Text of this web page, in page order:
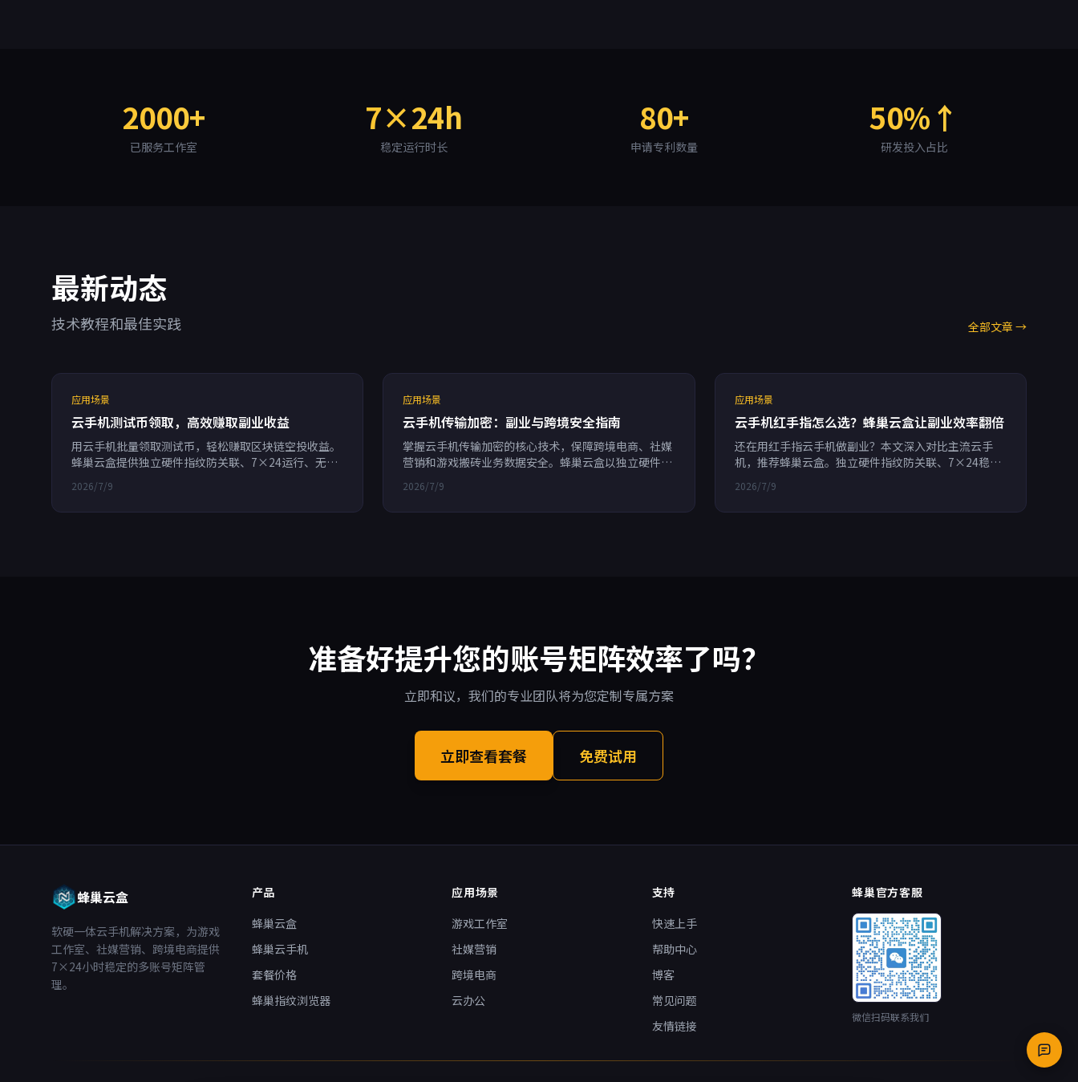
蜂巢云盒数据2000+
已服务工作室
7×24h
稳定运行时长
80+
申请专利数量
50%↑
研发投入占比
最新动态
技术教程和最佳实践 全部文章 →
应用场景
云手机测试币领取，高效赚取副业收益
用云手机批量领取测试币，轻松赚取区块链空投收益。
蜂巢云盒提供独立硬件指纹防关联、7×24运行、无限
2026/7/9
应用场景
云手机传输加密：副业与跨境安全指南
掌握云手机传输加密的核心技术，保障跨境电商、社媒
营销和游戏搬砖业务数据安全。蜂巢云盒以独立硬件指
安全防线。
2026/7/9
应用场景
云手机红手指怎么选？蜂巢云盒让副业效率翻倍
还在用红手指云手机做副业？本文深入对比主流云手
机，推荐蜂巢云盒。独立硬件指纹防关联、7×24稳定
跨境电商、游戏搬砖、社媒营销，帮助多账号安全运营
高效赚钱。
2026/7/9
准备好提升您的账号矩阵效率了吗？
立即和议，我们的专业团队将为您定制专属方案
立即查看套餐 免费试用
蜂巢云盒
软硬一体云手机解决方案，为游戏
工作室、社媒营销、跨境电商提供
7×24小时稳定的多账号矩阵管
理。
产品
蜂巢云盒
蜂巢云手机
套餐价格
蜂巢指纹浏览器
应用场景
游戏工作室
社媒营销
跨境电商
云办公
支持
快速上手
帮助中心
博客
常见问题
友情链接
蜂巢官方客服
微信扫码联系我们